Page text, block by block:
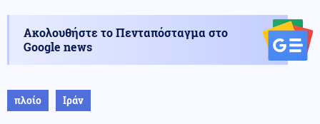
Ακολουθήστε το Πενταπόσταγμα στο
Google news
πλοίο Ιράν